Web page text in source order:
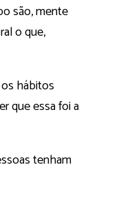
são, mente
o que,
hábitos
que essa foi a
tenham